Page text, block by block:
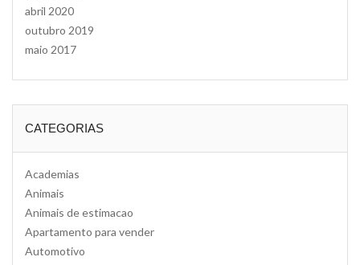
abril 2020
outubro 2019
maio 2017
CATEGORIAS
Academias
Animais
Animais de estimacao
Apartamento para vender
Automotivo